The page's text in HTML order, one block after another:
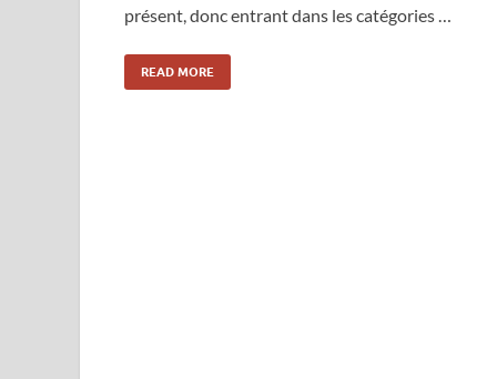
présent, donc entrant dans les catégories …
READ MORE